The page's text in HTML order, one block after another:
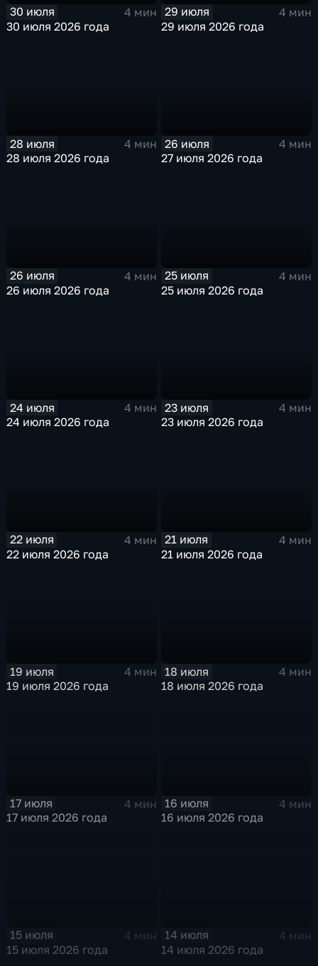
30 июля
4 мин
30 июля 2026 года
29 июля
4 мин
29 июля 2026 года
28 июля
4 мин
28 июля 2026 года
26 июля
4 мин
27 июля 2026 года
26 июля
4 мин
26 июля 2026 года
25 июля
4 мин
25 июля 2026 года
24 июля
4 мин
24 июля 2026 года
23 июля
4 мин
23 июля 2026 года
22 июля
4 мин
22 июля 2026 года
21 июля
4 мин
21 июля 2026 года
19 июля
4 мин
19 июля 2026 года
18 июля
4 мин
18 июля 2026 года
17 июля
4 мин
17 июля 2026 года
16 июля
4 мин
16 июля 2026 года
15 июля
4 мин
15 июля 2026 года
14 июля
4 мин
14 июля 2026 года